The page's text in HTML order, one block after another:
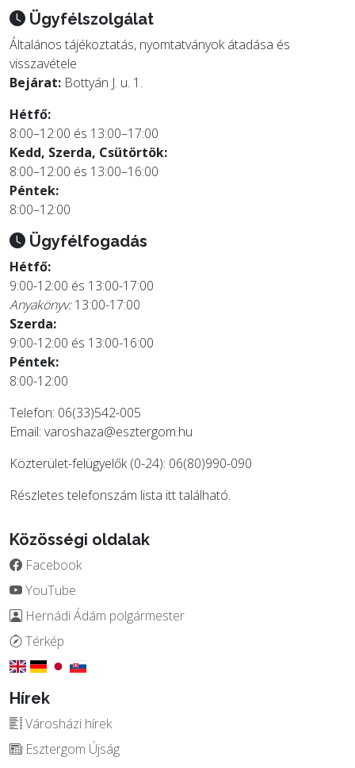
Ügyfélszolgálat
Általános tájékoztatás, nyomtatványok átadása és
visszavétele
Bejárat: Bottyán J. u. 1.
Hétfő:
8:00–12:00 és 13:00–17:00
Kedd, Szerda, Csütörtök:
8:00–12:00 és 13:00–16:00
Péntek:
8:00–12:00
Ügyfélfogadás
Hétfő:
9:00-12:00 és 13:00-17:00
Anyakönyv:13:00-17:00
Szerda:
9:00-12:00 és 13:00-16:00
Péntek:
8:00-12:00
Telefon: 06(33)542-005
Email: varoshaza@esztergom.hu
Közterület-felügyelők (0-24): 06(80)990-090
Részletes telefonszám lista itttalálható.
Közösségi oldalak
Facebook
YouTube
Hernádi Ádám polgármester
Térkép
Hírek
Városházi hírek
Esztergom Újság